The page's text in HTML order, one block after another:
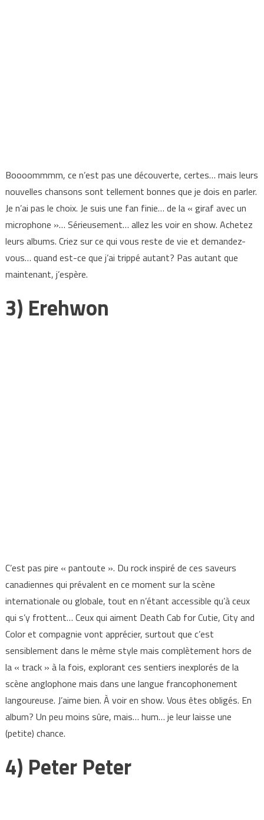
Boooommmm, ce n’est pas une découverte, certes… mais leurs
nouvelles chansons sont tellement bonnes que je dois en parler.
Je n’ai pas le choix. Je suis une fan finie… de la « giraf avec un
microphone »… Sérieusement… allez les voir en show. Achetez
leurs albums. Criez sur ce qui vous reste de vie et demandez-
vous… quand est-ce que j’ai trippé autant? Pas autant que
maintenant, j’espère.
3) Erehwon
C’est pas pire « pantoute ». Du rock inspiré de ces saveurs
canadiennes qui prévalent en ce moment sur la scène
internationale ou globale, tout en n’étant accessible qu’à ceux
qui s’y frottent… Ceux qui aiment Death Cab for Cutie, City and
Color et compagnie vont apprécier, surtout que c’est
sensiblement dans le même style mais complètement hors de
la « track » à la fois, explorant ces sentiers inexplorés de la
scène anglophone mais dans une langue francophonement
langoureuse. J’aime bien. À voir en show. Vous êtes obligés. En
album? Un peu moins sûre, mais… hum… je leur laisse une
(petite) chance.
4) Peter Peter